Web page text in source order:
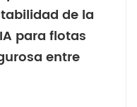
de la
para flotas
entre